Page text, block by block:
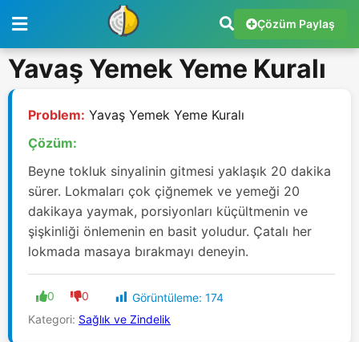
Çözüm Paylaş
Yavaş Yemek Yeme Kuralı
Problem: Yavaş Yemek Yeme Kuralı
Çözüm:
Beyne tokluk sinyalinin gitmesi yaklaşık 20 dakika
sürer. Lokmaları çok çiğnemek ve yemeği 20
dakikaya yaymak, porsiyonları küçültmenin ve
şişkinliği önlemenin en basit yoludur. Çatalı her
lokmada masaya bırakmayı deneyin.
0 0 Görüntüleme: 174
Kategori: Sağlık ve Zindelik